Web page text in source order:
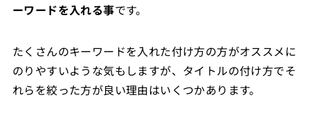
ーワードを入れる事です。
たくさんのキーワードを入れた付け方の方がオススメに
のりやすいような気もしますが、タイトルの付け方でそ
れらを絞った方が良い理由はいくつかあります。